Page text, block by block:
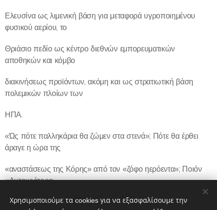
Ελευσίνα ως λιμενική βάση για μεταφορά υγροποιημένου
φυσικού αερίου, το
Θριάσιο πεδίο ως κέντρο διεθνών εμπορευματικών
αποθηκών και κόμβο
διακινήσεως προϊόντων, ακόμη και ως στρατιωτική βάση
πολεμικών πλοίων των
ΗΠΑ.
«Ώς πότε παλληκάρια θα ζώμεν στα στενά»; Πότε θα έρθει
άραγε η ώρα της
«αναστάσεως της Κόρης» από τον «ζόφο ηερόεντα»; Ποιόν
«Αυτοκράτορα
Αυρήλιο» θα συγκινήσει ο «Ελευσίνιος θρήνος»;
Χρησιμοποιούμε τα cookies για να εξασφαλίσουμε την